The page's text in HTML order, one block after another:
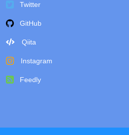
Twitter
GitHub
Qiita
Instagram
Feedly